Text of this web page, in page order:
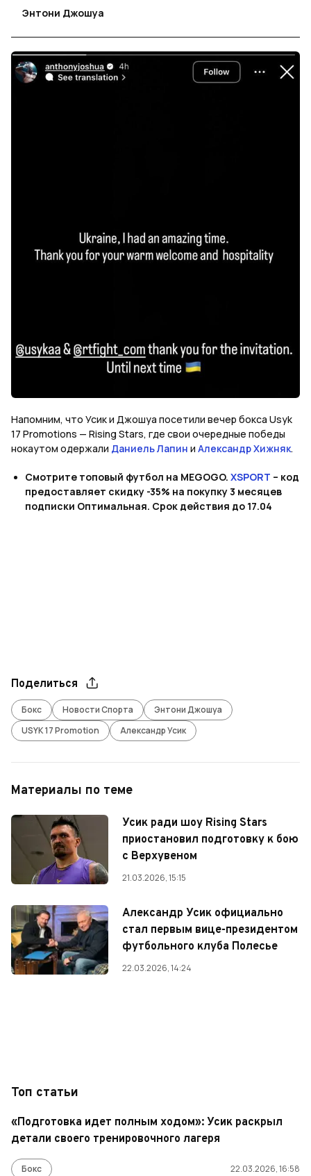
Энтони Джошуа
Напомним, что Усик и Джошуа посетили вечер бокса Usyk
17 Promotions — Rising Stars, где свои очередные победы
нокаутом одержали Даниель Лапин и Александр Хижняк.
Смотрите топовый футбол на MEGOGO. XSPORT – код
предоставляет скидку -35% на покупку 3 месяцев
подписки Оптимальная. Срок действия до 17.04
Поделиться
Бокс Новости Спорта
Энтони Джошуа
USYK 17 Promotion
Александр Усик
Материалы по теме
Усик ради шоу Rising Stars
приостановил подготовку к бою
с Верхувеном
21.03.2026, 15:15
Александр Усик официально
стал первым вице-президентом
футбольного клуба Полесье
22.03.2026, 14:24
Топ статьи
«Подготовка идет полным ходом»: Усик раскрыл
детали своего тренировочного лагеря
Бокс 22.03.2026, 16:58